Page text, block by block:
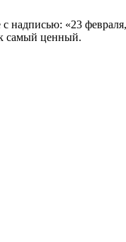
надписью: «23
самый ценный.